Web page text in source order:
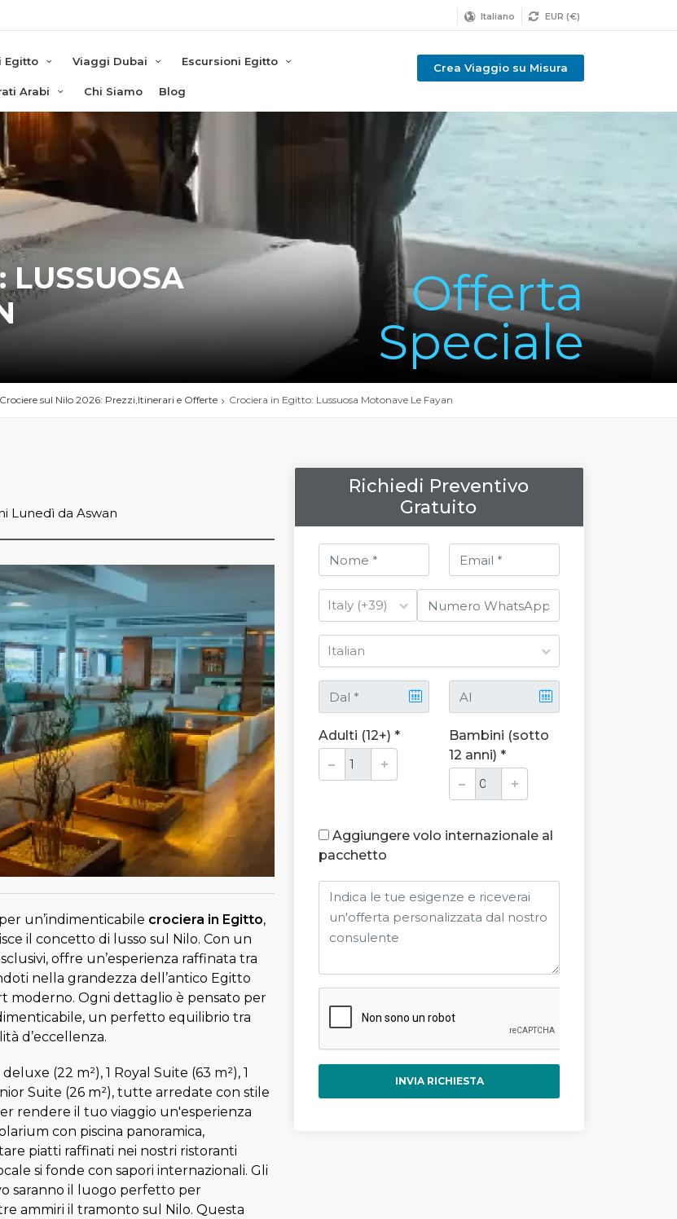
Italiano EUR (€)
Egitto Viaggi Dubai Escursioni Egitto
Arabi Chi Siamo Blog
Crea Viaggio su Misura
LUSSUOSA
Offerta
Speciale
Crociere sul Nilo 2026: Prezzi,Itinerari e Offerte Crociera in Egitto: Lussuosa Motonave Le Fayan
Lunedì da Aswan
un’indimenticabile crociera in Egitto,
il concetto di lusso sul Nilo. Con un
offre un’esperienza raffinata tra
nella grandezza dell’antico Egitto
moderno. Ogni dettaglio è pensato per
un perfetto equilibrio tra
d’eccellenza.
(22 m²), 1 Royal Suite (63 m²), 1
Suite (26 m²), tutte arredate con stile
rendere il tuo viaggio un'esperienza
con piscina panoramica,
piatti raffinati nei nostri ristoranti
si fonde con sapori internazionali. Gli
saranno il luogo perfetto per
ammiri il tramonto sul Nilo. Questa
Richiedi Preventivo
Gratuito
Adulti (12+) *
Bambini (sotto
12 anni) *
Aggiungere volo internazionale al
pacchetto
INVIA RICHIESTA